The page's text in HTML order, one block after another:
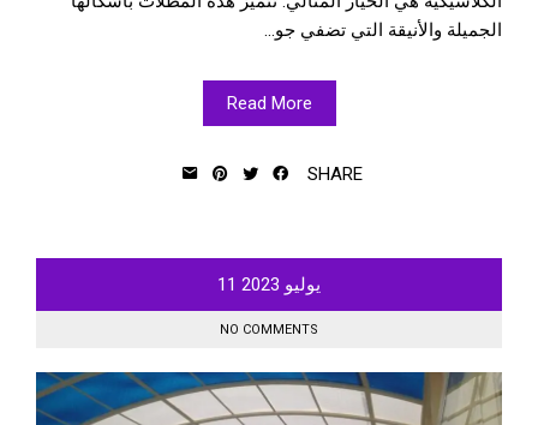
الجميلة والأنيقة التي تضفي جو...
Read More
SHARE
يوليو 11 2023
NO COMMENTS